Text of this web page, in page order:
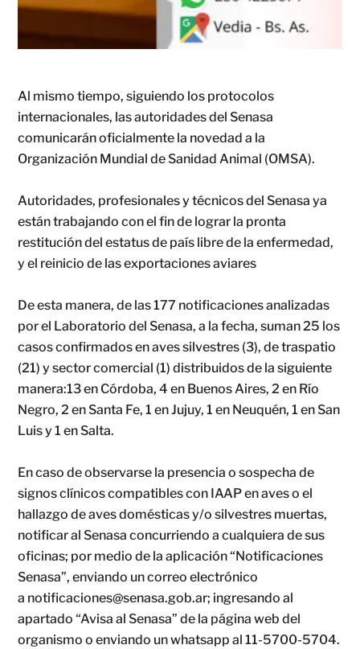
Al mismo tiempo, siguiendo los protocolos
internacionales, las autoridades del Senasa
comunicarán oficialmente la novedad a la
Organización Mundial de Sanidad Animal (OMSA).
Autoridades, profesionales y técnicos del Senasa ya
están trabajando con el fin de lograr la pronta
restitución del estatus de país libre de la enfermedad,
y el reinicio de las exportaciones aviares
De esta manera, de las 177 notificaciones analizadas
por el Laboratorio del Senasa, a la fecha, suman 25 los
casos confirmados en aves silvestres (3), de traspatio
(21) y sector comercial (1) distribuidos de la siguiente
manera:13 en Córdoba, 4 en Buenos Aires, 2 en Río
Negro, 2 en Santa Fe, 1 en Jujuy, 1 en Neuquén, 1 en San
Luis y 1 en Salta.
En caso de observarse la presencia o sospecha de
signos clínicos compatibles con IAAP en aves o el
hallazgo de aves domésticas y/o silvestres muertas,
notificar al Senasa concurriendo a cualquiera de sus
oficinas; por medio de la aplicación “Notificaciones
Senasa”, enviando un correo electrónico
a notificaciones@senasa.gob.ar; ingresando al
apartado “Avisa al Senasa” de la página web del
organismo o enviando un whatsapp al 11-5700-5704.